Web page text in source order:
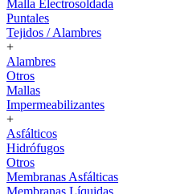
Malla Electrosoldada
Puntales
Tejidos / Alambres
+
Alambres
Otros
Mallas
Impermeabilizantes
+
Asfálticos
Hidrófugos
Otros
Membranas Asfálticas
Membranas Líquidas